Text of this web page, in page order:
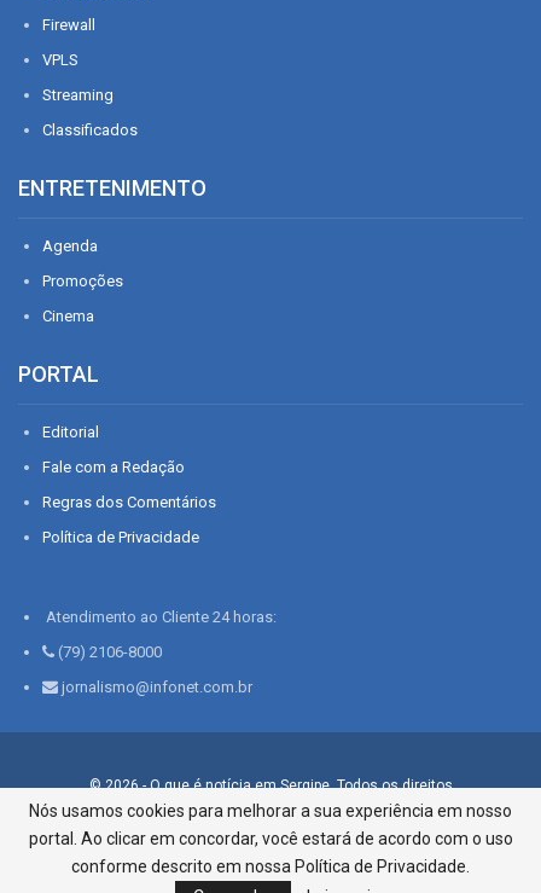
Firewall
VPLS
Streaming
Classificados
ENTRETENIMENTO
Agenda
Promoções
Cinema
PORTAL
Editorial
Fale com a Redação
Regras dos Comentários
Política de Privacidade
Atendimento ao Cliente 24 horas:
(79) 2106-8000
jornalismo@infonet.com.br
© 2026 - O que é notícia em Sergipe. Todos os direitos
reservados.
Infonet - Rua Monsenhor Silveira 276, Bairro São José |
Aracaju-SE, CEP 49015-030, Fone: 79.2106.8000 - CI Centro de
Informações LTDA
Nós usamos cookies para melhorar a sua experiência em nosso
portal. Ao clicar em concordar, você estará de acordo com o uso
conforme descrito em nossa Política de Privacidade.